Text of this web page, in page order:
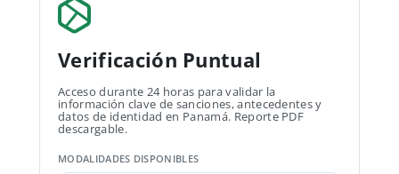
Verificación Puntual
Acceso durante 24 horas para validar la
información clave de sanciones, antecedentes y
datos de identidad en Panamá. Reporte PDF
descargable.
MODALIDADES DISPONIBLES